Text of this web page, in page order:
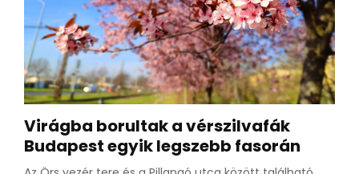
Virágba borultak a vérszilvafák
Budapest egyik legszebb fasorán